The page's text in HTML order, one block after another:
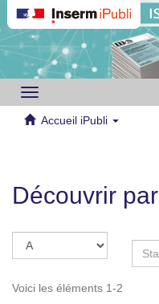
Toggle
navigation
Accueil iPubli
Découvrir
Voici les éléments 1-2